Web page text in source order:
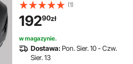
Bluetooth i wymienne soczewki,
wygodny kask motocrossowy z
certyfikatem DOT, dla młodzieży i
dorosłych, czarny
(1)
19290zł
w magazynie.
Dostawa: Pon. Sier. 10 - Czw.
Sier. 13